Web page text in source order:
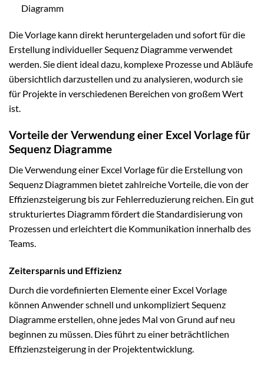
Diagramm
Die Vorlage kann direkt heruntergeladen und sofort für die
Erstellung individueller Sequenz Diagramme verwendet
werden. Sie dient ideal dazu, komplexe Prozesse und Abläufe
übersichtlich darzustellen und zu analysieren, wodurch sie
für Projekte in verschiedenen Bereichen von großem Wert
ist.
Vorteile der Verwendung einer Excel Vorlage für
Sequenz Diagramme
Die Verwendung einer Excel Vorlage für die Erstellung von
Sequenz Diagrammen bietet zahlreiche Vorteile, die von der
Effizienzsteigerung bis zur Fehlerreduzierung reichen. Ein gut
strukturiertes Diagramm fördert die Standardisierung von
Prozessen und erleichtert die Kommunikation innerhalb des
Teams.
Zeitersparnis und Effizienz
Durch die vordefinierten Elemente einer Excel Vorlage
können Anwender schnell und unkompliziert Sequenz
Diagramme erstellen, ohne jedes Mal von Grund auf neu
beginnen zu müssen. Dies führt zu einer beträchtlichen
Effizienzsteigerung in der Projektentwicklung.